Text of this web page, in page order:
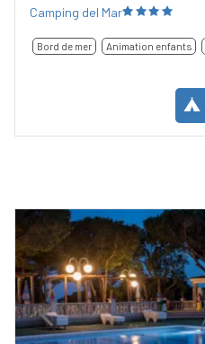
Camping del Mar
Bord de mer Animation enfants
Previous